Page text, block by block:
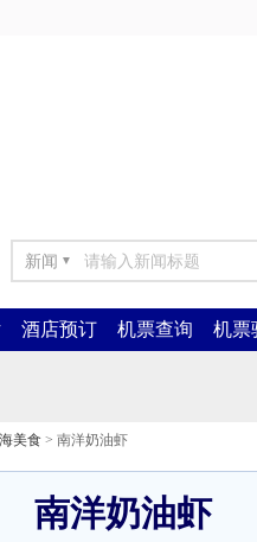
新闻 ▼
酒店预订 机票查询 机票
美食 > 南洋奶油虾
南洋奶油虾